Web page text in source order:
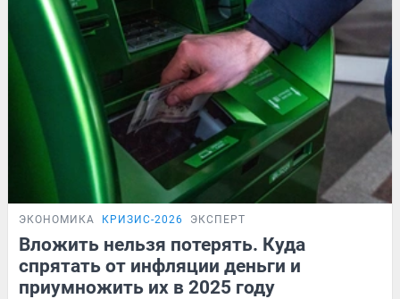
ЭКОНОМИКА КРИЗИС-2026 ЭКСПЕРТ
Вложить нельзя потерять. Куда
спрятать от инфляции деньги и
приумножить их в 2025 году